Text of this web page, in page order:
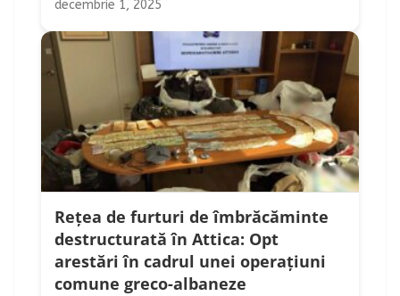
decembrie 1, 2025
Rețea de furturi de îmbrăcăminte
destructurată în Attica: Opt
arestări în cadrul unei operațiuni
comune greco-albaneze